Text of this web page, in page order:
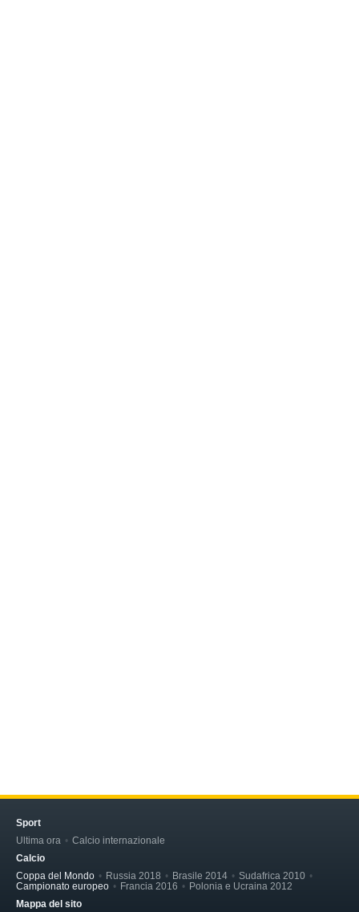
Sport
Ultima ora
Calcio internazionale
Calcio
Coppa del Mondo
Russia 2018 Brasile 2014
Sudafrica 2010
Campionato europeo
Francia 2016
Polonia e Ucraina 2012
Mappa del sito